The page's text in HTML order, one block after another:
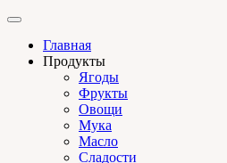
Главная
Продукты
Ягоды
Фрукты
Овощи
Мука
Масло
Сладости